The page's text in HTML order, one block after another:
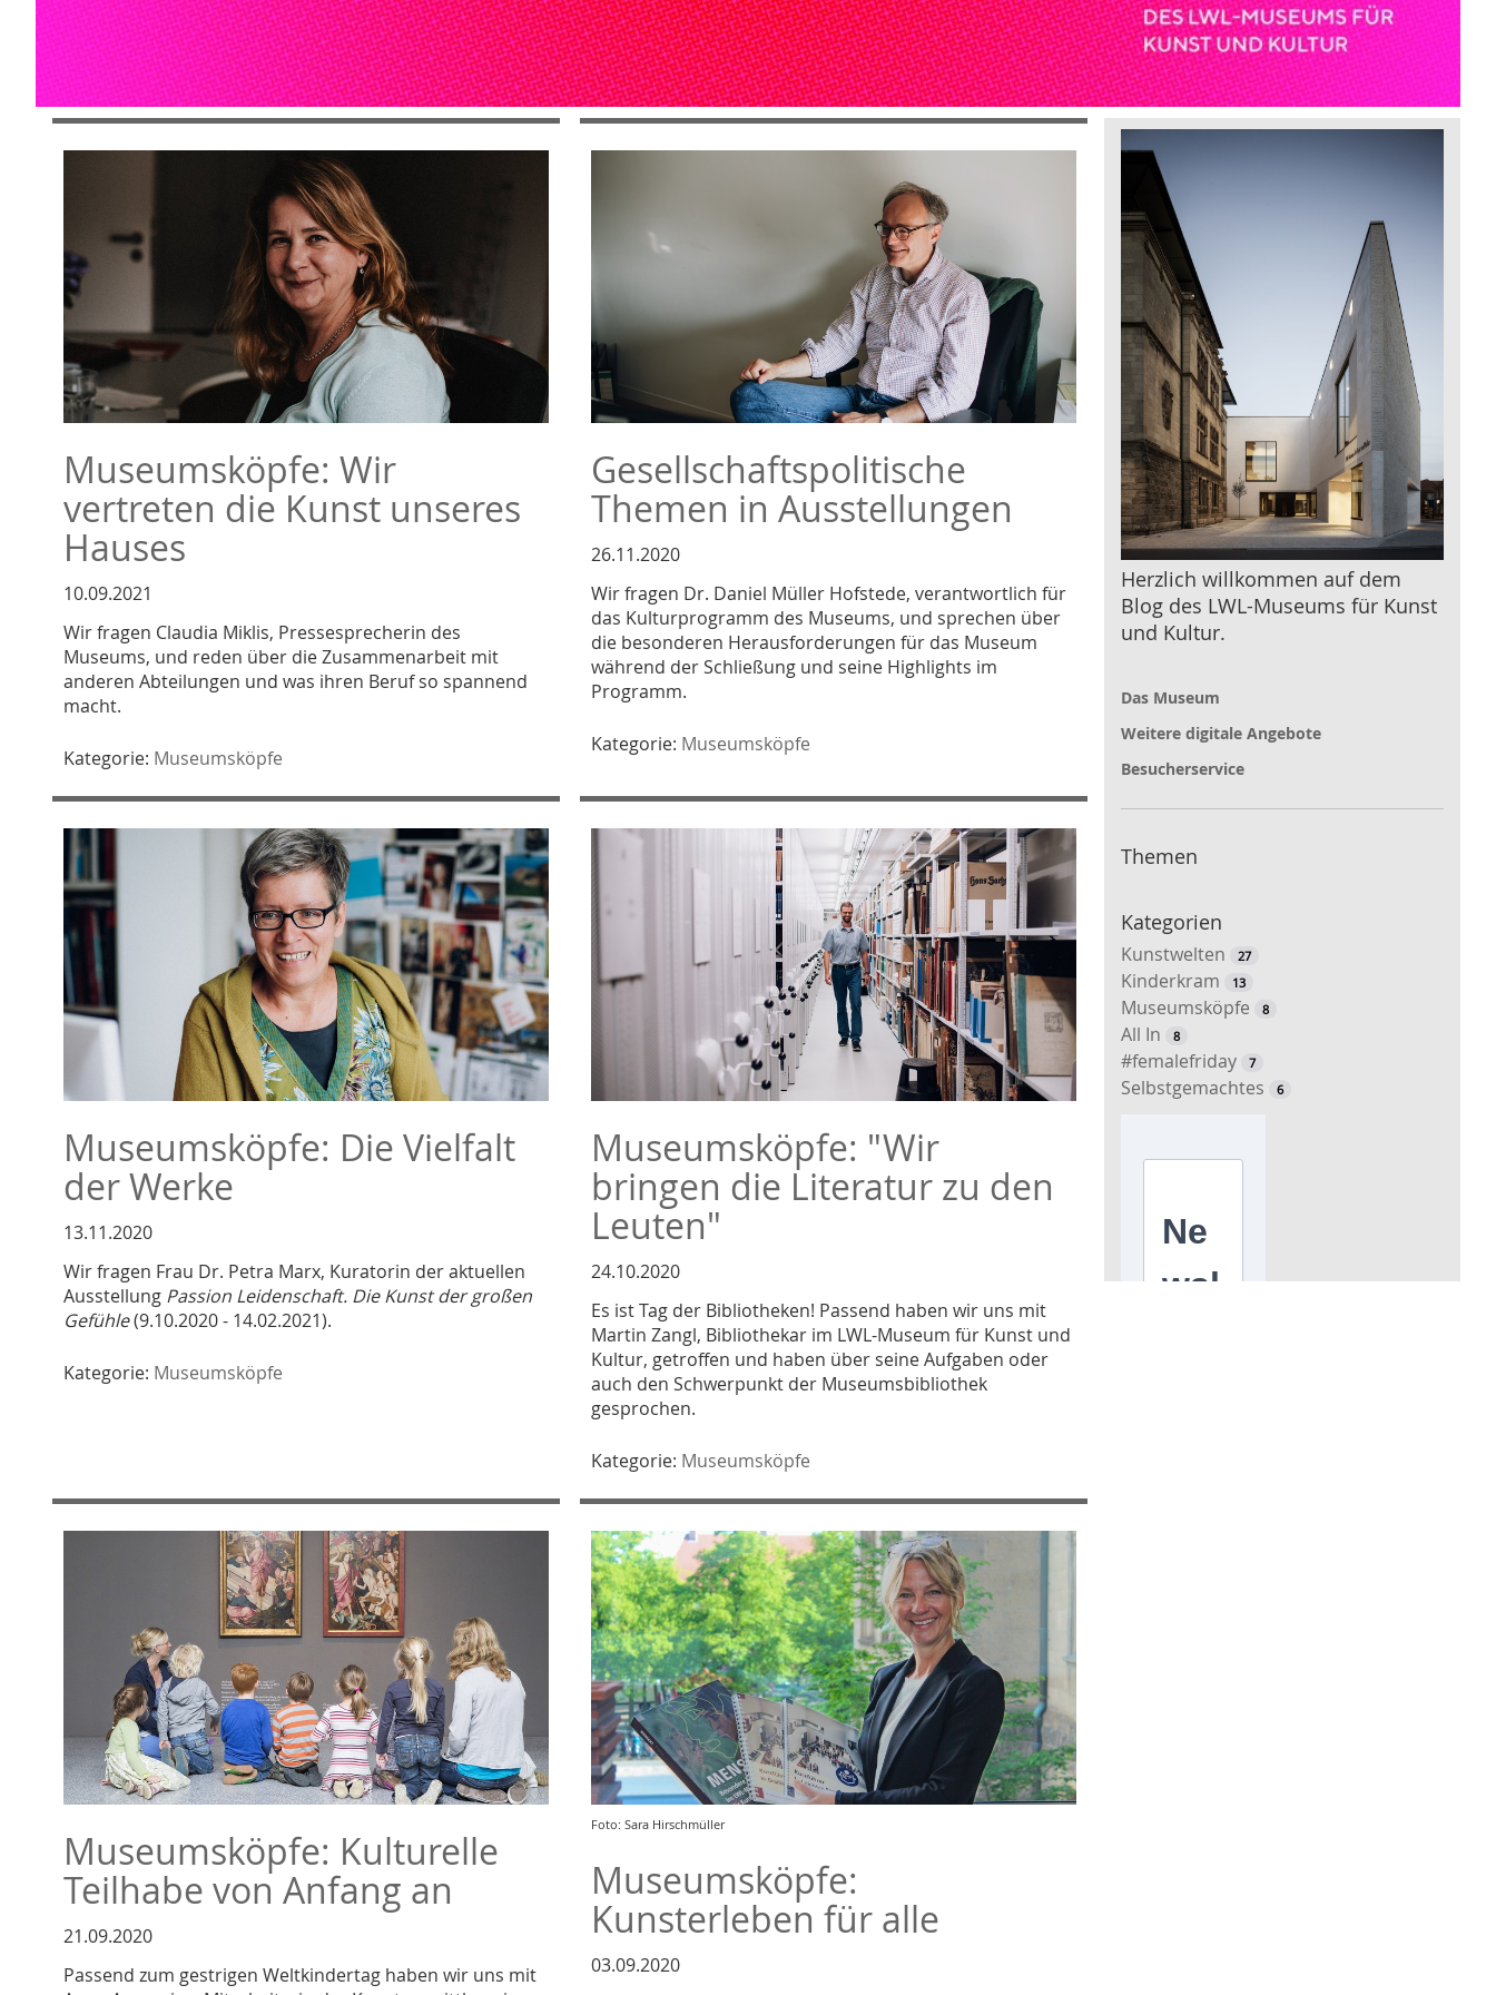
Museumsköpfe: Wir
vertreten die Kunst unseres
Hauses
10.09.2021
Wir fragen Claudia Miklis, Pressesprecherin des
Museums, und reden über die Zusammenarbeit mit
anderen Abteilungen und was ihren Beruf so spannend
macht.
Kategorie: Museumsköpfe
Gesellschaftspolitische
Themen in Ausstellungen
26.11.2020
Wir fragen Dr. Daniel Müller Hofstede, verantwortlich für
das Kulturprogramm des Museums, und sprechen über
die besonderen Herausforderungen für das Museum
während der Schließung und seine Highlights im
Programm.
Kategorie: Museumsköpfe
Museumsköpfe: Die Vielfalt
der Werke
13.11.2020
Wir fragen Frau Dr. Petra Marx, Kuratorin der aktuellen
Ausstellung Passion Leidenschaft. Die Kunst der großen
Gefühle(9.10.2020 - 14.02.2021).
Kategorie: Museumsköpfe
Museumsköpfe: "Wir
bringen die Literatur zu den
Leuten"
24.10.2020
Es ist Tag der Bibliotheken! Passend haben wir uns mit
Martin Zangl, Bibliothekar im LWL-Museum für Kunst und
Kultur, getroffen und haben über seine Aufgaben oder
auch den Schwerpunkt der Museumsbibliothek
gesprochen.
Kategorie: Museumsköpfe
Museumsköpfe: Kulturelle
Teilhabe von Anfang an
21.09.2020
Passend zum gestrigen Weltkindertag haben wir uns mit
Foto: Sara Hirschmüller
Museumsköpfe:
Kunsterleben für alle
03.09.2020
Herzlich willkommen auf dem
Blog des LWL-Museums für Kunst
und Kultur.
Das Museum
Weitere digitale Angebote
Besucherservice
Themen
Kategorien
Kunstwelten 27
Kinderkram 13
Museumsköpfe 8
All In 8
#femalefriday 7
Selbstgemachtes 6